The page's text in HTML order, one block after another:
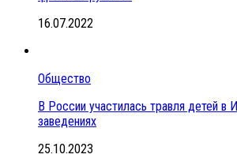
16.07.2022
Общество
В России участилась травля детей в
заведениях
25.10.2023